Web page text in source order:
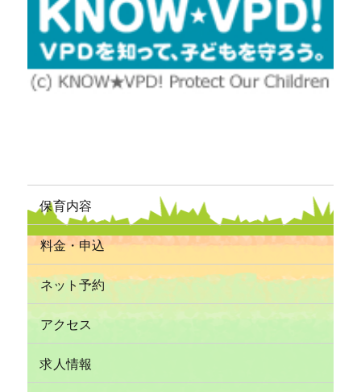
保育内容
料金・申込
ネット予約
アクセス
求人情報